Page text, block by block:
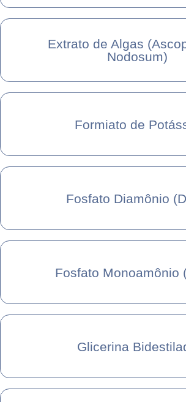
Extrato de Algas
Nodosum)
Formiato de
Fosfato Diamônio
Fosfato Monoamônio
Glicerina